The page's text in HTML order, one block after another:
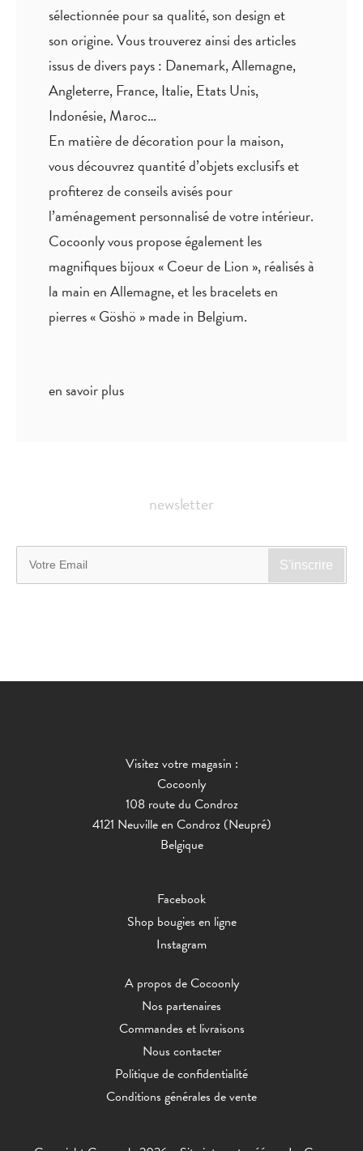
sélectionnée pour sa qualité, son design et
son origine. Vous trouverez ainsi des articles
issus de divers pays : Danemark, Allemagne,
Angleterre, France, Italie, Etats Unis,
Indonésie, Maroc…
En matière de décoration pour la maison,
vous découvrez quantitéd’objets exclusifset
profiterez deconseils aviséspour
l’aménagement personnalisé de votre intérieur.
Cocoonly vous propose également les
magnifiques bijoux « Coeur de Lion », réalisés à
la main en Allemagne, et les bracelets en
pierres « Göshö » made in Belgium.
en savoir plus
newsletter
Visitez votre magasin :
Cocoonly
108 route du Condroz
4121 Neuville en Condroz (Neupré)
Belgique
Facebook
Shop bougies en ligne
Instagram
A propos de Cocoonly
Nos partenaires
Commandes et livraisons
Nous contacter
Politique de confidentialité
Conditions générales de vente